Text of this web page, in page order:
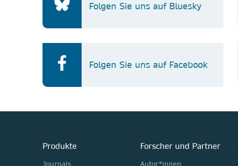
Folgen Sie uns auf Bluesky
Folgen Sie uns auf Facebook
Produkte
Journals
Forscher und Partner
Autor*innen